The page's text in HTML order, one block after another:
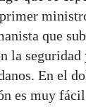
que
la seguridad
En el
es muy